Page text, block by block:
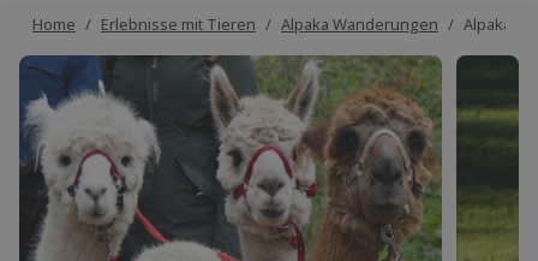
Home / Erlebnisse mit Tieren / Alpaka Wanderungen / Alpaka